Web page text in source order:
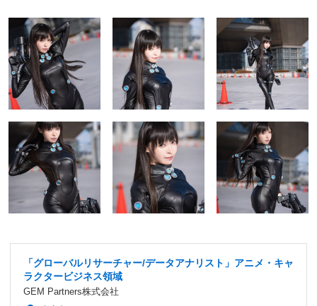
「グローバルリサーチャー/データアナリスト」アニメ・キャ
ラクタービジネス領域
GEM Partners株式会社